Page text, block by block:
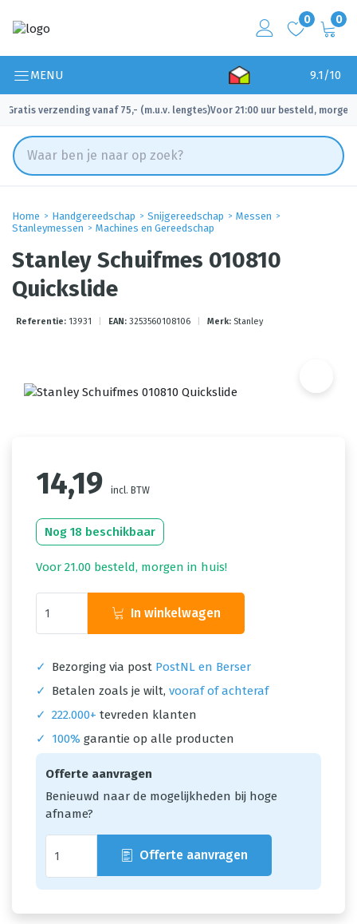
0 0
MENU 9.1/10
Gratis verzending vanaf 75,- (m.u.v. lengtes)
✓ Voor 21:00 uur besteld, morgen
Home Handgereedschap Snijgereedschap
Messen
Stanleymessen
Machines en Gereedschap
Stanley Schuifmes 010810
Quickslide
Referentie: 13931 EAN: 3253560108106 Merk: Stanley
14,19 incl. BTW
Nog 18 beschikbaar
Voor 21.00 besteld, morgen in huis!
In winkelwagen
✓ Bezorging via post PostNL en Berser
✓
Betalen zoals je wilt, vooraf of achteraf
✓ 222.000+ tevreden klanten
✓
100% garantie op alle producten
Offerte aanvragen
Benieuwd naar de mogelijkheden bij hoge
afname?
Offerte aanvragen